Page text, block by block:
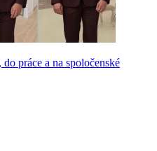
práce a na spoločenské